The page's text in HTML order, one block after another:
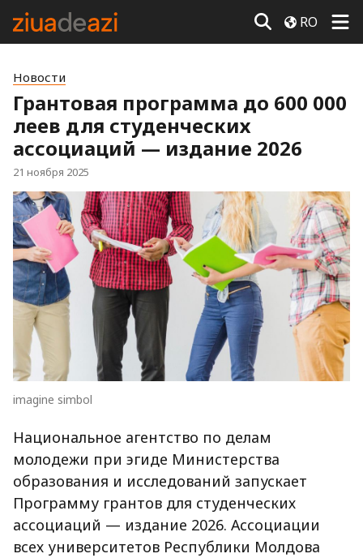
RO
Новости
Грантовая программа до 600 000
леев для студенческих
ассоциаций — издание 2026
21 ноября 2025
imagine simbol
Национальное агентство по делам
молодежи при эгиде Министерства
образования и исследований запускает
Программу грантов для студенческих
ассоциаций — издание 2026. Ассоциации
всех университетов Республики Молдова